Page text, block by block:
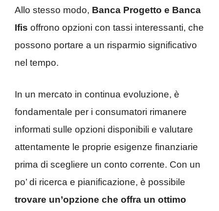
Allo stesso modo, Banca Progetto e Banca
Ifis offrono opzioni con tassi interessanti, che
possono portare a un risparmio significativo
nel tempo.
In un mercato in continua evoluzione, è
fondamentale per i consumatori rimanere
informati sulle opzioni disponibili e valutare
attentamente le proprie esigenze finanziarie
prima di scegliere un conto corrente. Con un
po’ di ricerca e pianificazione, è possibile
trovare un’opzione che offra un ottimo